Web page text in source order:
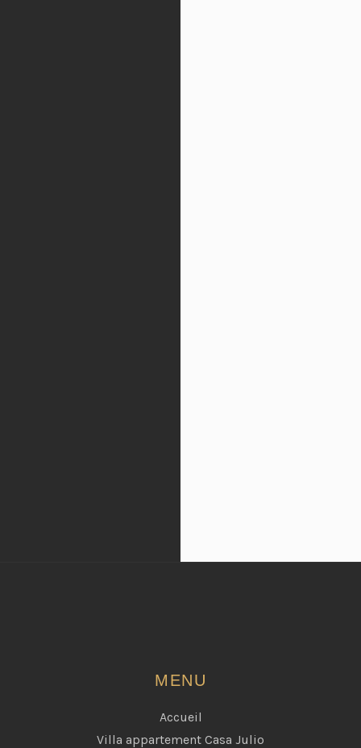
MENU
Accueil
Villa appartement Casa Julio